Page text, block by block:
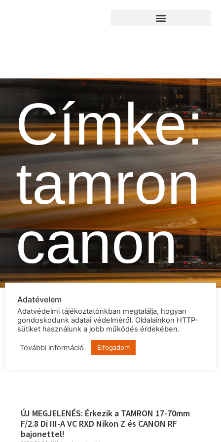
Címke:
tamron
canon
ÚJ MEGJELENÉS: Érkezik a TAMRON 17-70mm
F/2.8 Di III-A VC RXD Nikon Z és CANON RF
bajonettel!
Adatévelem
Adatvédelmi tájékoztatónkban megtalálja, hogyan
gondoskodunk adatai védelméről. Oldalainkon HTTP-
sütiket használunk a jobb működés érdekében.
További információ Elfogadom